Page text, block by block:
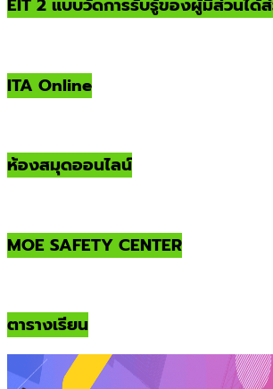
EIT 2 แบบวัดการรับรู้ของผู้มีส่วนได้
ITA Online
ห้องสมุดออนไลน์
MOE SAFETY CENTER
ตารางเรียน